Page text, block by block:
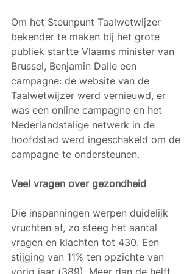
Om het Steunpunt Taalwetwijzer
bekender te maken bij het grote
publiek startte Vlaams minister van
Brussel, Benjamin Dalle een
campagne: de website van de
Taalwetwijzer werd vernieuwd, er
was een online campagne en het
Nederlandstalige netwerk in de
hoofdstad werd ingeschakeld om de
campagne te ondersteunen.
Veel vragen over gezondheid
Die inspanningen werpen duidelijk
vruchten af, zo steeg het aantal
vragen en klachten tot 430. Een
stijging van 11% ten opzichte van